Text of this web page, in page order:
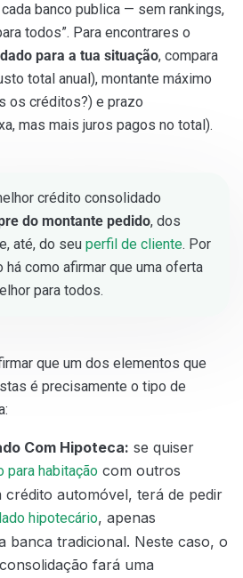
banco publica — sem rankings,
todos”. Para encontrares o
para a tua situação, compara
total anual), montante máximo
os créditos?) e prazo
mas mais juros pagos no total).
crédito consolidado
do montante pedido, dos
até, do seu perfil de cliente. Por
há como afirmar que uma oferta
para todos.
que um dos elementos que
é precisamente o tipo de
Com Hipoteca: se quiser
para habitação com outros
automóvel, terá de pedir
hipotecário, apenas
banca tradicional. Neste caso, o
fará uma